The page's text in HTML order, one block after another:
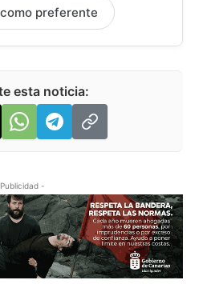
preferente
esta noticia:
-